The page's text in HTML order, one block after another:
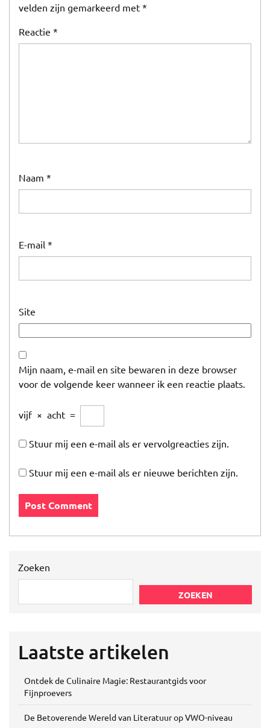
velden zijn gemarkeerd met *
Reactie *
Naam *
E-mail *
Site
Mijn naam, e-mail en site bewaren in deze browser
voor de volgende keer wanneer ik een reactie plaats.
vijf × acht =
Stuur mij een e-mail als er vervolgreacties zijn.
Stuur mij een e-mail als er nieuwe berichten zijn.
Zoeken
ZOEKEN
Laatste artikelen
Ontdek de Culinaire Magie: Restaurantgids voor
Fijnproevers
De Betoverende Wereld van Literatuur op VWO-niveau